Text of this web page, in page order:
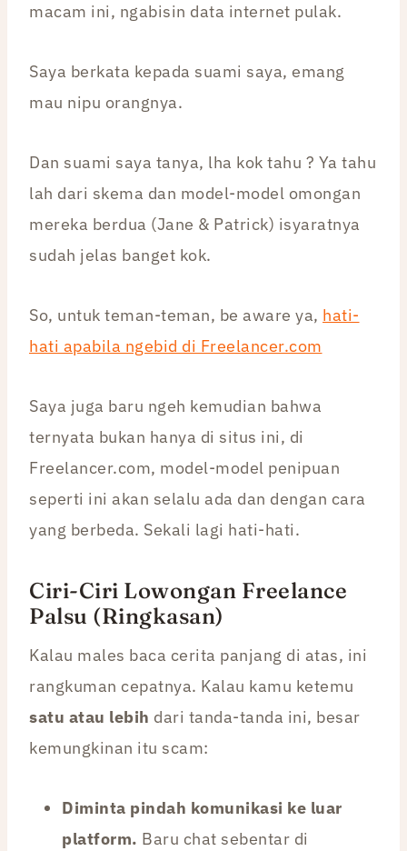
macam ini, ngabisin data internet pulak.
Saya berkata kepada suami saya, emang
mau nipu orangnya.
Dan suami saya tanya, lha kok tahu ? Ya tahu
lah dari skema dan model-model omongan
mereka berdua (Jane & Patrick) isyaratnya
sudah jelas banget kok.
So, untuk teman-teman, be aware ya, hati-
hati apabila ngebid di Freelancer.com
Saya juga baru ngeh kemudian bahwa
ternyata bukan hanya di situs ini, di
Freelancer.com, model-model penipuan
seperti ini akan selalu ada dan dengan cara
yang berbeda. Sekali lagi hati-hati.
Ciri-Ciri Lowongan Freelance
Palsu (Ringkasan)
Kalau males baca cerita panjang di atas, ini
rangkuman cepatnya. Kalau kamu ketemu
satu atau lebih dari tanda-tanda ini, besar
kemungkinan itu scam:
Diminta pindah komunikasi ke luar
platform. Baru chat sebentar di